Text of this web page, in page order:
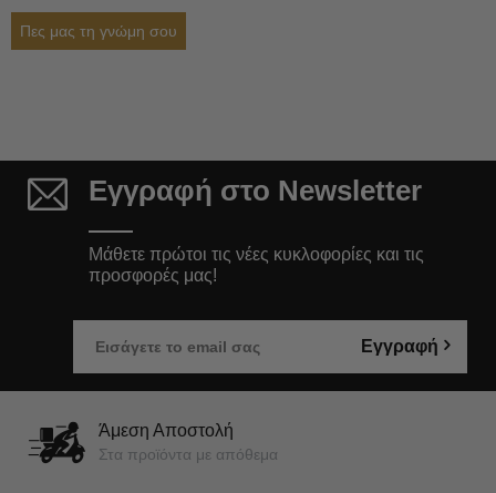
Πες μας τη γνώμη σου
Εγγραφή στο Newsletter
Μάθετε πρώτοι τις νέες κυκλοφορίες και τις
προσφορές μας!
Εγγραφή
Άμεση Αποστολή
Στα προϊόντα με απόθεμα